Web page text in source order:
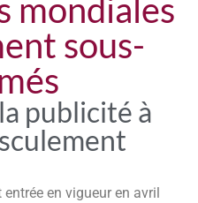
mondiales
sous-
publicité à
en vigueur en avril